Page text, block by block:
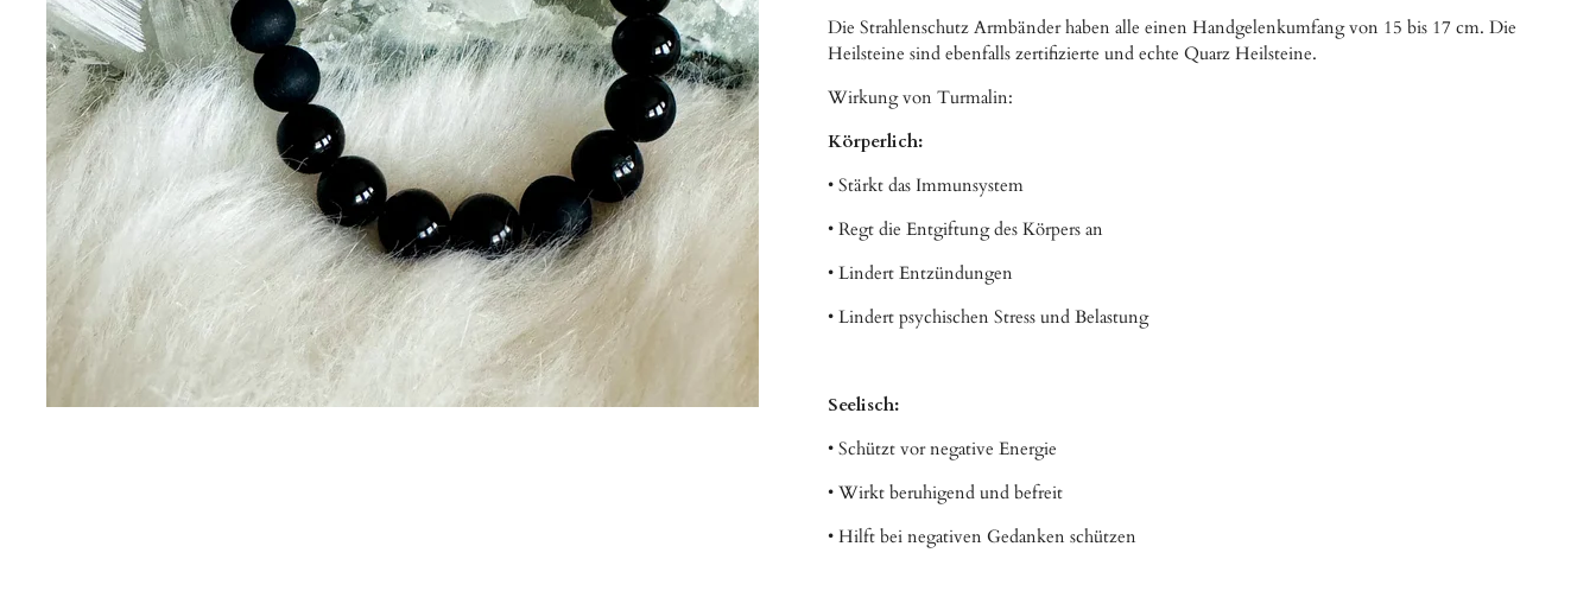
Die Strahlenschutz Armbänder haben alle einen Handgelenkumfang von 15 bis 17 cm. Die
Heilsteine sind ebenfalls zertifizierte und echte Quarz Heilsteine.
Wirkung von Turmalin:
Körperlich:
• Stärkt das Immunsystem
• Regt die Entgiftung des Körpers an
• Lindert Entzündungen
• Lindert psychischen Stress und Belastung
Seelisch:
• Schützt vor negative Energie
• Wirkt beruhigend und befreit
• Hilft bei negativen Gedanken schützen